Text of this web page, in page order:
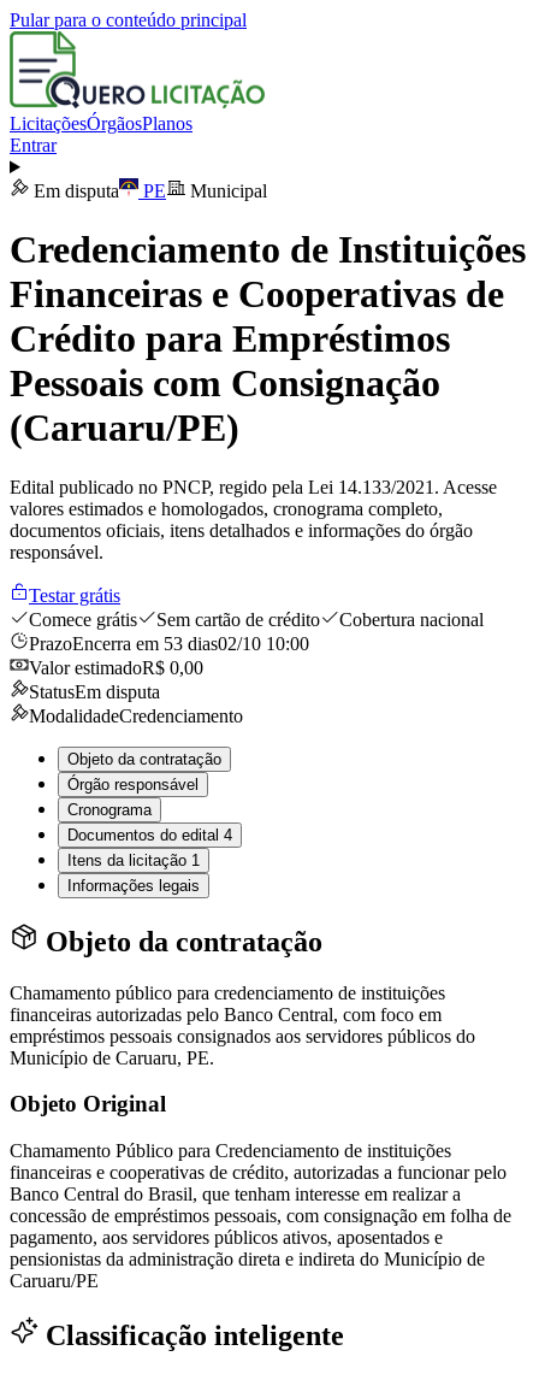
Pular para o conteúdo principal
LicitaçõesÓrgãosPlanos
Entrar
Em disputa PE Municipal
Credenciamento de Instituições
Financeiras e Cooperativas de
Crédito para Empréstimos
Pessoais com Consignação
(Caruaru/PE)
Edital publicado no PNCP, regido pela Lei 14.133/2021. Acesse
valores estimados e homologados, cronograma completo,
documentos oficiais, itens detalhados e informações do órgão
responsável.
Testar grátis
Comece grátis
Sem cartão de crédito
Cobertura nacional
PrazoEncerra em 53 dias02/10 10:00
Valor estimadoR$ 0,00
StatusEm disputa
ModalidadeCredenciamento
Objeto da contratação
Órgão responsável
Cronograma
Documentos do edital 4
Itens da licitação 1
Informações legais
Objeto da contratação
Chamamento público para credenciamento de instituições
financeiras autorizadas pelo Banco Central, com foco em
empréstimos pessoais consignados aos servidores públicos do
Município de Caruaru, PE.
Objeto Original
Chamamento Público para Credenciamento de instituições
financeiras e cooperativas de crédito, autorizadas a funcionar pelo
Banco Central do Brasil, que tenham interesse em realizar a
concessão de empréstimos pessoais, com consignação em folha de
pagamento, aos servidores públicos ativos, aposentados e
pensionistas da administração direta e indireta do Município de
Caruaru/PE
Classificação inteligente